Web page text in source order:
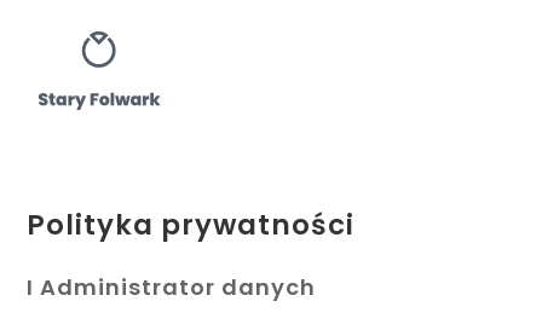
Polityka prywatności
I Administrator danych